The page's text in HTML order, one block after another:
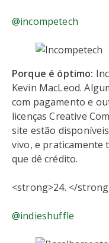
@incompetech
Porque é óptimo:
Kevin MacLeod.
com pagamento e
licenças Creative
site estão
vivo, e praticamente
que dê crédito.
<strong>24. </
@indieshuffle